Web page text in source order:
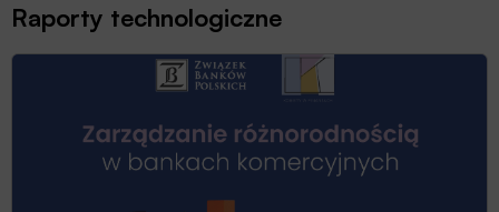
Raporty technologiczne